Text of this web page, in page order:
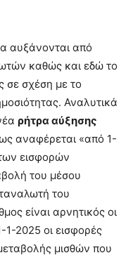
αυξάνονται από
καθώς και εδώ το
σε σχέση με το
Αναλυτικά
ρήτρα αύξησης
αναφέρεται «από 1-
εισφορών
του μέσου
του
είναι αρνητικός οι
2025 οι εισφορές
μισθών που